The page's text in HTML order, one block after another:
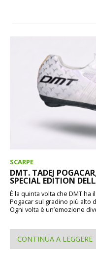
SCARPE
DMT. TADEJ
SPECIAL EDITION
È la quinta volta che DMT ha
Pogacar sul gradino più alto
Ogni volta è un’emozione
CONTINUA A LEGGERE